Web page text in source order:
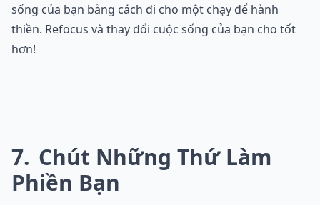
sống của bạn bằng cách đi cho một chạy để hành
thiền. Refocus và thay đổi cuộc sống của bạn cho tốt
hơn!
7 Chút Những Thứ Làm
Phiền Bạn